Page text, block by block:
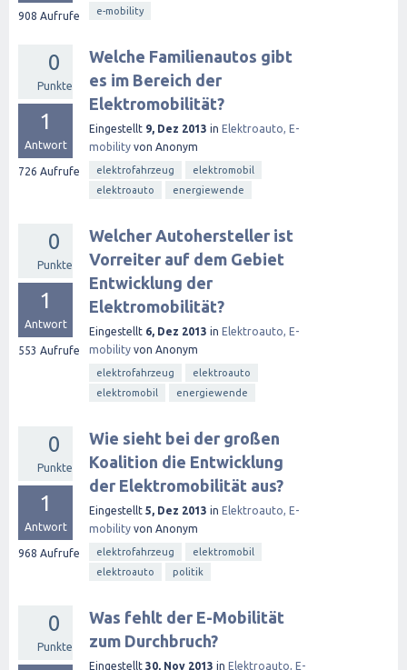
908 Aufrufe
e-mobility
0
Punkte
1
Antwort
726 Aufrufe
Welche Familienautos gibt
es im Bereich der
Elektromobilität?
Eingestellt 9, Dez 2013 in Elektroauto, E-
mobility von Anonym
elektrofahrzeug
elektromobil
elektroauto
energiewende
0
Punkte
1
Antwort
553 Aufrufe
Welcher Autohersteller ist
Vorreiter auf dem Gebiet
Entwicklung der
Elektromobilität?
Eingestellt 6, Dez 2013 in Elektroauto, E-
mobility von Anonym
elektrofahrzeug
elektroauto
elektromobil
energiewende
0
Punkte
1
Antwort
968 Aufrufe
Wie sieht bei der großen
Koalition die Entwicklung
der Elektromobilität aus?
Eingestellt 5, Dez 2013 in Elektroauto, E-
mobility von Anonym
elektrofahrzeug
elektromobil
elektroauto
politik
0
Punkte
Was fehlt der E-Mobilität
zum Durchbruch?
Eingestellt 30, Nov 2013 in Elektroauto, E-